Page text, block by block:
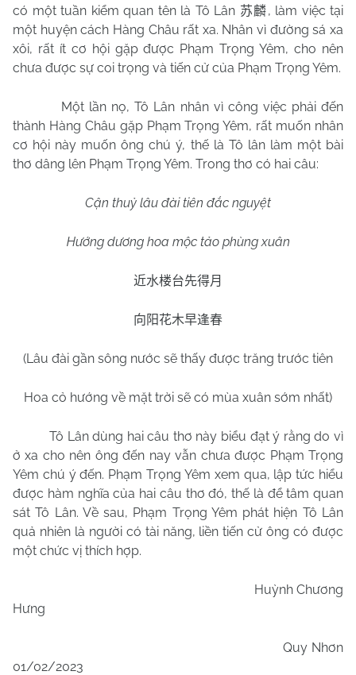
có một tuần kiểm quan tên là Tô Lân 苏麟, làm việc tại
một huyện cách Hàng Châu rất xa. Nhân vì đường sá xa
xôi, rất ít cơ hội gặp được Phạm Trọng Yêm, cho nên
chưa được sự coi trọng và tiến cử của Phạm Trọng Yêm.
Một lần nọ, Tô Lân nhân vì công việc phải đến
thành Hàng Châu gặp Phạm Trọng Yêm, rất muốn nhân
cơ hội này muốn ông chú ý, thế là Tô lân làm một bài
thơ dâng lên Phạm Trọng Yêm. Trong thơ có hai câu:
Cận thuỷ lâu đài tiên đắc nguyệt
Hướng dương hoa mộc tảo phùng xuân
近水楼台先得月
向阳花木早逢春
(Lâu đài gần sông nước sẽ thấy được trăng trước tiên
Hoa cỏ hướng về mặt trời sẽ có mùa xuân sớm nhất)
Tô Lân dùng hai câu thơ này biểu đạt ý rằng do vì
ở xa cho nên ông đến nay vẫn chưa được Phạm Trọng
Yêm chú ý đến. Phạm Trọng Yêm xem qua, lập tức hiểu
được hàm nghĩa của hai câu thơ đó, thế là để tâm quan
sát Tô Lân. Về sau, Phạm Trọng Yêm phát hiện Tô Lân
quả nhiên là người có tài năng, liền tiến cử ông có được
một chức vị thích hợp.
Huỳnh Chương
Hưng
Quy Nhơn
01/02/2023